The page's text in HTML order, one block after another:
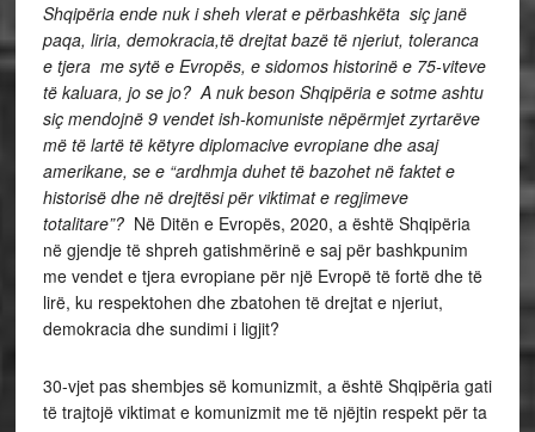
Shqipëria ende nuk i sheh vlerat e përbashkëta siç janë
paqa, liria, demokracia,të drejtat bazë të njeriut, toleranca
e tjera me sytë e Evropës, e sidomos historinë e 75-viteve
të kaluara, jo se jo? A nuk beson Shqipëria e sotme ashtu
siç mendojnë 9 vendet ish-komuniste nëpërmjet zyrtarëve
më të lartë të këtyre diplomacive evropiane dhe asaj
amerikane, se e “ardhmja duhet të bazohet në faktet e
historisë dhe në drejtësi për viktimat e regjimeve
totalitare”?Në Ditën e Evropës, 2020, a është Shqipëria
në gjendje të shpreh gatishmërinë e saj për bashkpunim
me vendet e tjera evropiane për një Evropë të fortë dhe të
lirë, ku respektohen dhe zbatohen të drejtat e njeriut,
demokracia dhe sundimi i ligjit?
30-vjet pas shembjes së komunizmit, a është Shqipëria gati
të trajtojë viktimat e komunizmit me të njëjtin respekt për ta